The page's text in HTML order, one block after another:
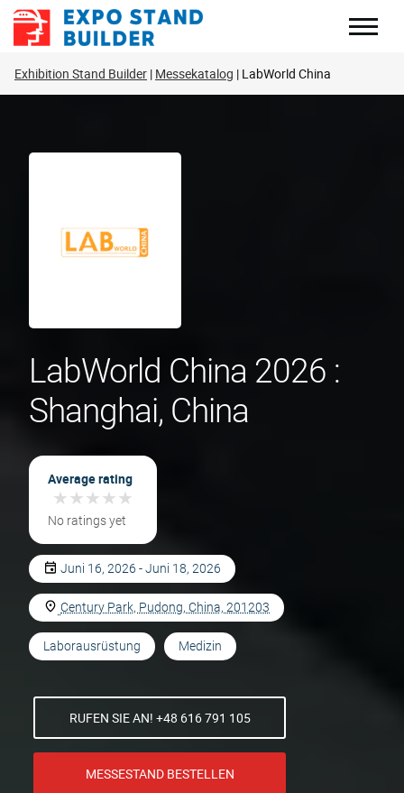
Zum
Inhalt
Exhibition Stand Builder Messekatalog LabWorld China
LabWorld China 2026 :
Shanghai, China
Average rating
★★★★★
★★★★★
No ratings yet
Juni 16, 2026 - Juni 18, 2026
Century Park, Pudong, China, 201203
Laborausrüstung Medizin
RUFEN SIE AN! +48 616 791 105
MESSESTAND BESTELLEN